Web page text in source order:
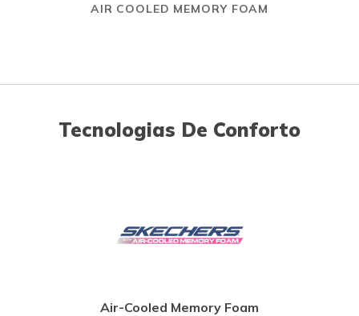
AIR COOLED MEMORY FOAM
Tecnologias De Conforto
Air-Cooled Memory Foam